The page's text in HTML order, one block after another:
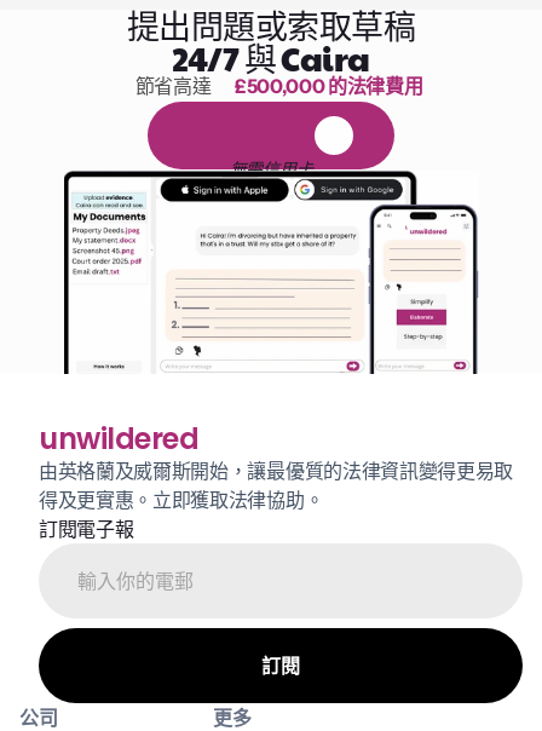
提出問題或索取草稿
24/7 與 Caira
1,000 小時的閱讀
節省高達 £500,000 的法律費用
無需信用卡
unwildered
由英格蘭及威爾斯開始，讓最優質的法律資訊變得更易取
得及更實惠。立即獲取法律協助。
訂閱電子報
公司 更多